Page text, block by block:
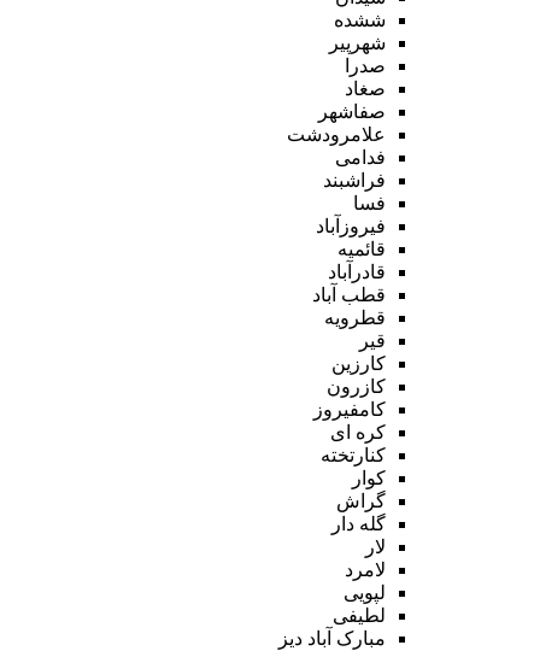
ششده
شهرپیر
صدرا
صغاد
صفاشهر
علامرودشت
فدامی
فراشبند
فسا
فیروزآباد
قائمیه
قادرآباد
قطب آباد
قطرویه
قیر
کارزین
کازرون
کامفیروز
کره ای
کنارتخته
کوار
گراش
گله دار
لار
لامرد
لپویی
لطیفی
مبارک آباد دیز